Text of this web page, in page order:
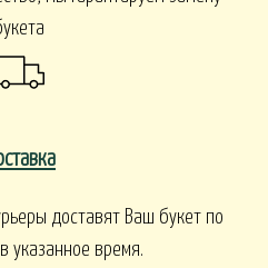
доставят Ваш букет по
указанное время.